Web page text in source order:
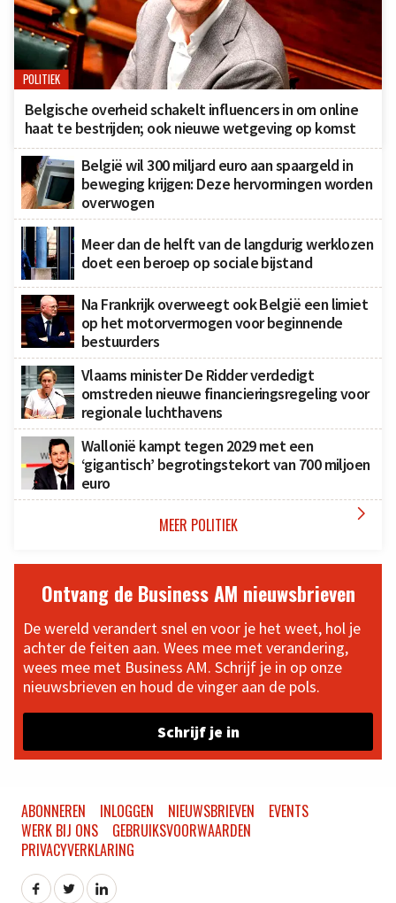
POLITIEK
Belgische overheid schakelt influencers in om online
haat te bestrijden; ook nieuwe wetgeving op komst
België wil 300 miljard euro aan spaargeld in
beweging krijgen: Deze hervormingen worden
overwogen
Meer dan de helft van de langdurig werklozen
doet een beroep op sociale bijstand
Na Frankrijk overweegt ook België een limiet
op het motorvermogen voor beginnende
bestuurders
Vlaams minister De Ridder verdedigt
omstreden nieuwe financieringsregeling voor
regionale luchthavens
Wallonië kampt tegen 2029 met een
‘gigantisch’ begrotingstekort van 700 miljoen
euro
MEER POLITIEK 
Ontvang de Business AM nieuwsbrieven
De wereld verandert snel en voor je het weet, hol je
achter de feiten aan. Wees mee met verandering,
wees mee met Business AM. Schrijf je in op onze
nieuwsbrieven en houd de vinger aan de pols.
Schrijf je in
ABONNEREN INLOGGEN NIEUWSBRIEVEN
EVENTS
WERK BIJ ONS
GEBRUIKSVOORWAARDEN
PRIVACYVERKLARING